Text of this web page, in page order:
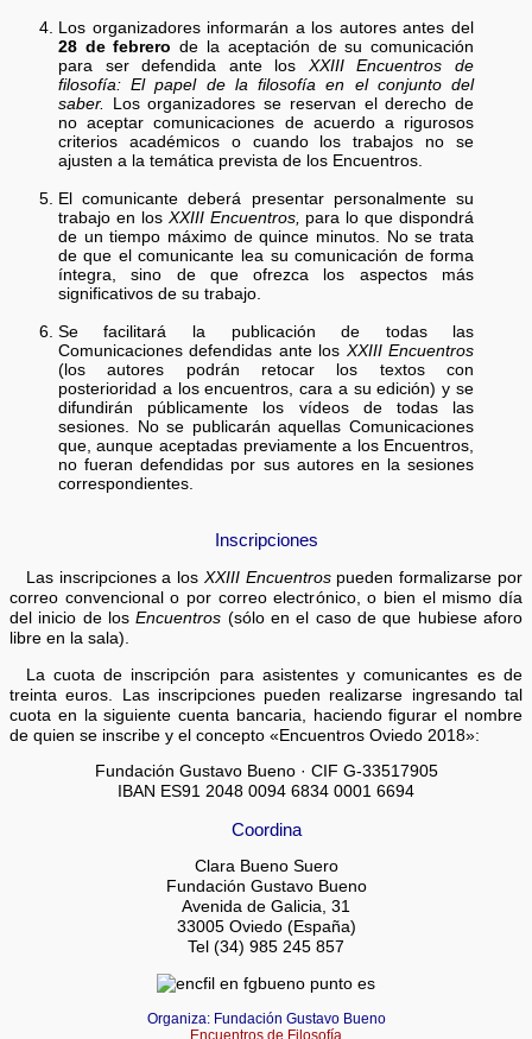
Los organizadores informarán a los autores antes del
28 de febrero de la aceptación de su comunicación
para ser defendida ante los XXIII Encuentros de
filosofía: El papel de la filosofía en el conjunto del
saber.
Los organizadores se reservan el derecho de
no aceptar comunicaciones de acuerdo a rigurosos
criterios académicos o cuando los trabajos no se
ajusten a la temática prevista de los Encuentros.
El comunicante deberá presentar personalmente su
trabajo en los XXIII Encuentros, para lo que dispondrá
de un tiempo máximo de quince minutos. No se trata
de que el comunicante lea su comunicación de forma
íntegra, sino de que ofrezca los aspectos más
significativos de su trabajo.
Se facilitará la publicación de todas las
Comunicaciones defendidas ante los XXIII Encuentros
(los autores podrán retocar los textos con
posterioridad a los encuentros, cara a su edición) y se
difundirán públicamente los vídeos de todas las
sesiones. No se publicarán aquellas Comunicaciones
que, aunque aceptadas previamente a los Encuentros,
no fueran defendidas por sus autores en la sesiones
correspondientes.
Inscripciones
Las inscripciones a los XXIII Encuentrospueden formalizarse por
correo convencional o por correo electrónico, o bien el mismo día
del inicio de losEncuentros (sólo en el caso de que hubiese aforo
libre en la sala).
La cuota de inscripción para asistentes y comunicantes es de
treinta euros. Las inscripciones pueden realizarse ingresando tal
cuota en la siguiente cuenta bancaria, haciendo figurar el nombre
de quien se inscribe y el concepto «Encuentros Oviedo 2018»:
Fundación Gustavo Bueno · CIF G-33517905
IBAN ES91 2048 0094 6834 0001 6694
Coordina
Clara Bueno Suero
Fundación Gustavo Bueno
Avenida de Galicia, 31
33005 Oviedo (España)
Tel (34) 985 245 857
Organiza: Fundación Gustavo Bueno
Encuentros de Filosofía